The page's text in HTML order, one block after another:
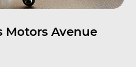
Motors Avenue